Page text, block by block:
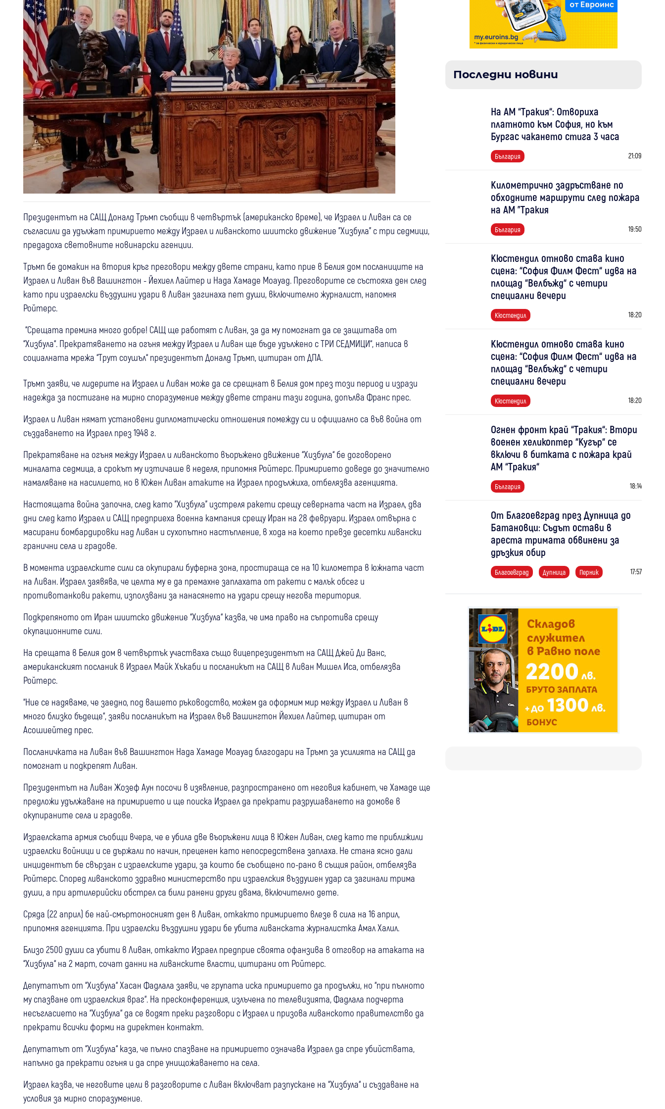
Президентът на САЩ Доналд Тръмп съобщи в четвъртък (американско време), че Израел и Ливан са се
съгласили да удължат примирието между Израел и ливанското шиитско движение "Хизбула" с три седмици,
предадоха световните новинарски агенции.
Тръмп бе домакин на втория кръг преговори между двете страни, като прие в Белия дом посланиците на
Израел и Ливан във Вашингтон - Йехиел Лайтер и Нада Хамаде Моауад. Преговорите се състояха ден след
като при израелски въздушни удари в Ливан загинаха пет души, включително журналист, напомня
Ройтерс.
“Срещата премина много добре! САЩ ще работят с Ливан, за да му помогнат да се защитава от
“Хизбула“. Прекратяването на огъня между Израел и Ливан ще бъде удължено с ТРИ СЕДМИЦИ“, написа в
социалната мрежа “Трут соушъл“ президентът Доналд Тръмп, цитиран от ДПА.
Тръмп заяви, че лидерите на Израел и Ливан може да се срещнат в Белия дом през този период и изрази
надежда за постигане на мирно споразумение между двете страни тази година, допълва Франс прес.
Израел и Ливан нямат установени дипломатически отношения помежду си и официално са във война от
създаването на Израел през 1948 г.
Прекратяване на огъня между Израел и ливанското въоръжено движение “Хизбула“ бе договорено
миналата седмица, а срокът му изтичаше в неделя, припомня Ройтерс. Примирието доведе до значително
намаляване на насилието, но в Южен Ливан атаките на Израел продължиха, отбелязва агенцията.
Настоящата война започна, след като "Хизбула" изстреля ракети срещу северната част на Израел, два
дни след като Израел и САЩ предприеха военна кампания срещу Иран на 28 февруари. Израел отвърна с
масирани бомбардировки над Ливан и сухопътно настъпление, в хода на което превзе десетки ливански
гранични села и градове.
В момента израелските сили са окупирали буферна зона, простираща се на 10 километра в южната част
на Ливан. Израел заявява, че целта му е да премахне заплахата от ракети с малък обсег и
противотанкови ракети, използвани за нанасянето на удари срещу негова територия.
Подкрепяното от Иран шиитско движение “Хизбула“ казва, че има право на съпротива срещу
окупационните сили.
На срещата в Белия дом в четвъртък участваха също вицепрезидентът на САЩ Джей Ди Ванс,
американският посланик в Израел Майк Хъкаби и посланикът на САЩ в Ливан Мишел Иса, отбелязва
Ройтерс.
“Ние се надяваме, че заедно, под вашето ръководство, можем да оформим мир между Израел и Ливан в
много близко бъдеще“, заяви посланикът на Израел във Вашингтон Йехиел Лайтер, цитиран от
Асошиейтед прес.
Посланичката на Ливан във Вашингтон Нада Хамаде Моауад благодари на Тръмп за усилията на САЩ да
помогнат и подкрепят Ливан.
Президентът на Ливан Жозеф Аун посочи в изявление, разпространено от неговия кабинет, че Хамаде ще
предложи удължаване на примирието и ще поиска Израел да прекрати разрушаването на домове в
окупираните села и градове.
Израелската армия съобщи вчера, че е убила две въоръжени лица в Южен Ливан, след като те приближили
израелски войници и се държали по начин, преценен като непосредствена заплаха. Не стана ясно дали
инцидентът бе свързан с израелските удари, за които бе съобщено по-рано в същия район, отбелязва
Ройтерс. Според ливанското здравно министерство при израелския въздушен удар са загинали трима
души, а при артилерийски обстрел са били ранени други двама, включително дете.
Сряда (22 април) бе най-смъртоносният ден в Ливан, откакто примирието влезе в сила на 16 април,
припомня агенцията. При израелски въздушни удари бе убита ливанската журналистка Амал Халил.
Близо 2500 души са убити в Ливан, откакто Израел предприе своята офанзива в отговор на атаката на
“Хизбула“ на 2 март, сочат данни на ливанските власти, цитирани от Ройтерс.
Депутатът от “Хизбула“ Хасан Фадлала заяви, че групата иска примирието да продължи, но “при пълното
му спазване от израелския враг“. На пресконференция, излъчена по телевизията, Фадлала подчерта
несъгласието на “Хизбула“ да се водят преки разговори с Израел и призова ливанското правителство да
прекрати всички форми на директен контакт.
Депутатът от “Хизбула“ каза, че пълно спазване на примирието означава Израел да спре убийствата,
напълно да прекрати огъня и да спре унищожаването на села.
Израел казва, че неговите цели в разговорите с Ливан включват разпускане на “Хизбула“ и създаване на
условия за мирно споразумение.
Последни новини
На АМ “Тракия“: Отвориха
платното към София, но към
Бургас чакането стига 3 часа
България 21:09
Километрично задръстване по
обходните маршрути след пожара
на АМ "Тракия
България 19:50
Кюстендил отново става кино
сцена: “София Филм Фест“ идва на
площад “Велбъжд“ с четири
специални вечери
Кюстендил 18:20
Кюстендил отново става кино
сцена: “София Филм Фест“ идва на
площад “Велбъжд“ с четири
специални вечери
Кюстендил 18:20
Огнен фронт край “Тракия“: Втори
военен хеликоптер “Кугър“ се
включи в битката с пожара край
АМ “Тракия“
България 18:14
От Благоевград през Дупница до
Батановци: Съдът остави в
ареста тримата обвинени за
дръзкия обир
Благоевград Дупница Перник 17:57